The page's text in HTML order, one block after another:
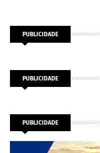
PUBLICIDADE
PUBLICIDADE
PUBLICIDADE